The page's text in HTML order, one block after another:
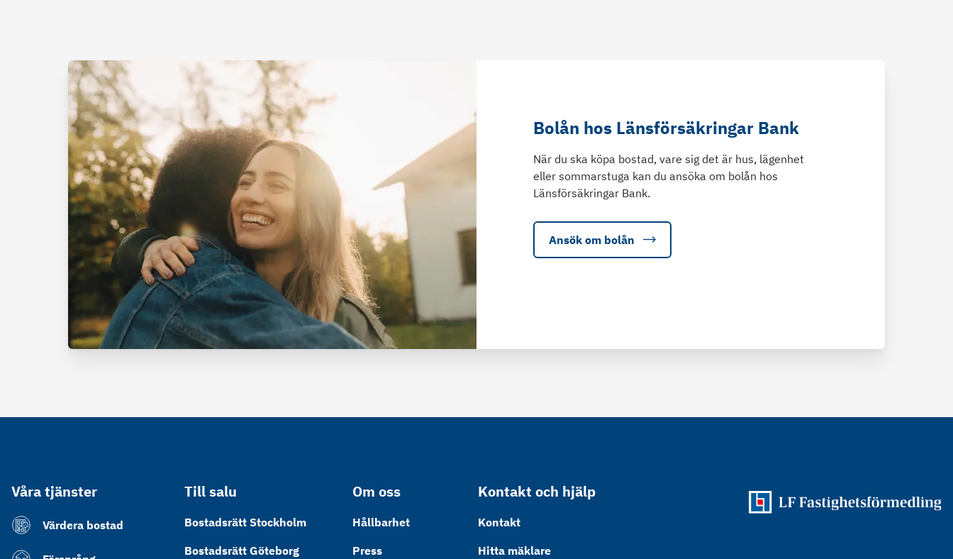
Bolån hos Länsförsäkringar Bank
När du ska köpa bostad, vare sig det är hus, lägenhet
eller sommarstuga kan du ansöka om bolån hos
Länsförsäkringar Bank.
Ansök om bolån
Våra tjänster
Värdera bostad
Till salu
Bostadsrätt Stockholm
Bostadsrätt Göteborg
Om oss
Hållbarhet
Press
Kontakt och hjälp
Kontakt
Hitta mäklare